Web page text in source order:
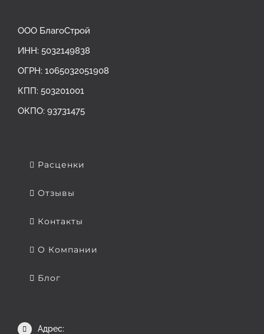
ООО БлагоСтрой
ИНН: 5032149838
ОГРН: ‎1065032051908
КПП: 503201001
ОКПО: 93731475
Расценки
Отзывы
Контакты
О Компании
Блог
Адрес: